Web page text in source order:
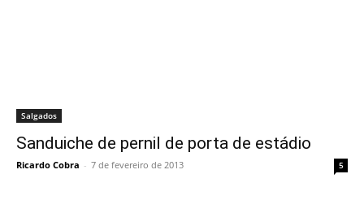
Salgados
Sanduiche de pernil de porta de estádio
Ricardo Cobra - 7 de fevereiro de 2013 5